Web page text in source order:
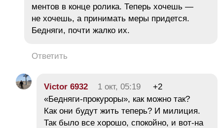
ментов в конце ролика. Теперь хочешь —
не хочешь, а принимать меры придется.
Бедняги, почти жалко их.
Ответить
Victor 6932 1 окт, 05:19
+2
«Бедняги-прокуроры», как можно так?
Как они будут жить теперь? И милиция.
Так было все хорошо, спокойно, и вот-на